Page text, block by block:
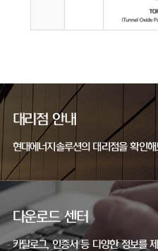
대리점 안내
현대에너지솔루션의 대리점을 확인해
다운로드 센터
카탈로그, 인증서 등 다양한 정보를